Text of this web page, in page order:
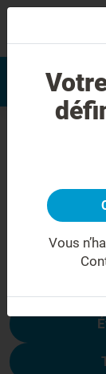
Evaluation
Erreur
Cette page
sont :
Vous